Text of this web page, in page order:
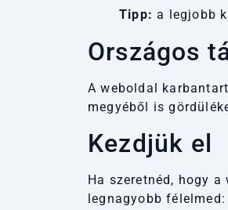
Tipp: a legjobb
Országos
A weboldal
megyéből is
Kezdjük el
Ha szeretnéd, hogy
legnagyobb